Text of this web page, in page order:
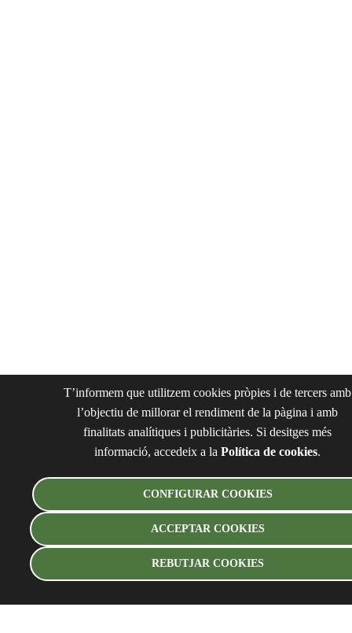
T’informem que utilitzem cookies pròpies i de tercers amb
l’objectiu de millorar el rendiment de la pàgina i amb
finalitats analítiques i publicitàries. Si desitges més
informació, accedeix a la Política de cookies.
CONFIGURAR COOKIES
REBUTJAR COOKIES
ACCEPTAR COOKIES